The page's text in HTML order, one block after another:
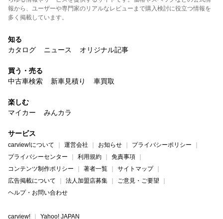
報から、ユーザーや専門家のリアルなレビューまで購入検討に役立つ情報を
多く掲載しています。
知る
カタログ
ニュース オリジナル記事
買う・売る
中古車検索
新車見積り 車買取
楽しむ
マイカー
みんカラ
サービス
carview!について 運営会社 お知らせ
プライバシーポリシー
プライバシーセンター
利用規約
免責事項
コンテンツ制作ポリシー
著者一覧
サイトマップ
広告掲載について
法人加盟店募集
ご意見・ご要望
ヘルプ・お問い合わせ
carview! Yahoo! JAPAN